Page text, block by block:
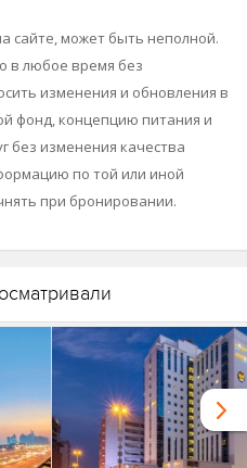
сайте, может быть неполной.
в любое время без
изменения и обновления в
фонд, концепцию питания и
без изменения качества
по той или иной
при бронировании.